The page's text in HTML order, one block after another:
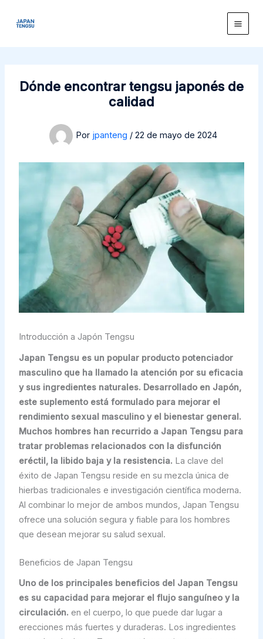
Dónde encontrar tengsu japonés de
calidad
Por jpanteng / 22 de mayo de 2024
Introducción a Japón Tengsu
Japan Tengsu es un popular producto potenciador
masculino que ha llamado la atención por su eficacia
y sus ingredientes naturales. Desarrollado en Japón,
este suplemento está formulado para mejorar el
rendimiento sexual masculino y el bienestar general.
Muchos hombres han recurrido a Japan Tengsu para
tratar problemas relacionados con la disfunción
eréctil, la libido baja y la resistencia. La clave del
éxito de Japan Tengsu reside en su mezcla única de
hierbas tradicionales e investigación científica moderna.
Al combinar lo mejor de ambos mundos, Japan Tengsu
ofrece una solución segura y fiable para los hombres
que desean mejorar su salud sexual.
Beneficios de Japan Tengsu
Uno de los principales beneficios del Japan Tengsu
es su capacidad para mejorar el flujo sanguíneo y la
circulación. en el cuerpo, lo que puede dar lugar a
erecciones más fuertes y duraderas. Los ingredientes